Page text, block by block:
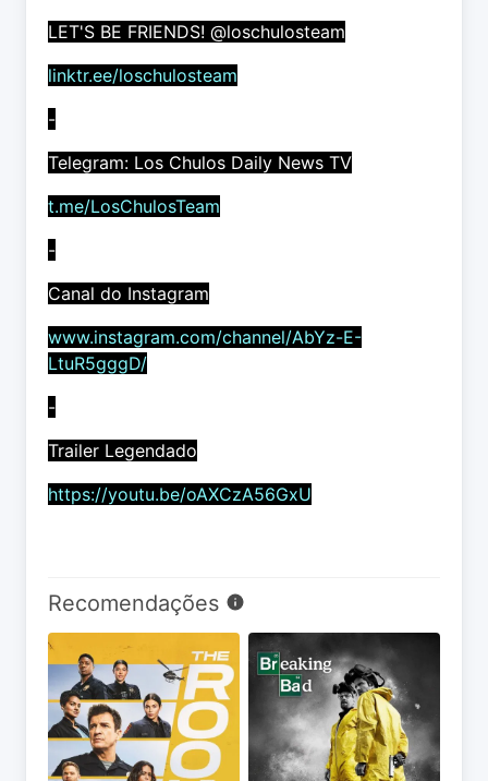
LET'S BE FRIENDS! @loschulosteam
linktr.ee/loschulosteam
-
Telegram: Los Chulos Daily News TV
t.me/LosChulosTeam
-
Canal do Instagram
www.instagram.com/channel/AbYz-E-
LtuR5gggD/
-
Trailer Legendado
https://youtu.be/oAXCzA56GxU
Recomendações